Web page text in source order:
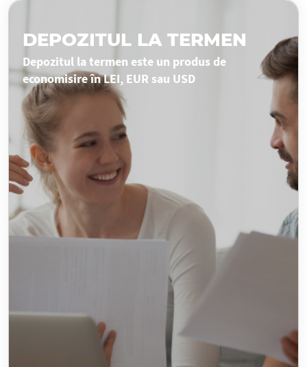
DEPOZITUL LA TERMEN
Depozitul la termen este un produs de
economisire în LEI, EUR sau USD